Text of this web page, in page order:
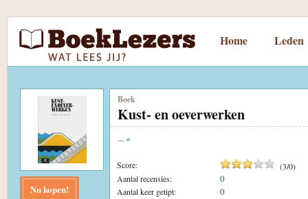
Home Leden
Nu kopen!
Boek
Kust- en oeverwerken
... «
Score: (3/0)
Aantal recensies:
0
Aantal keer getipt: 0